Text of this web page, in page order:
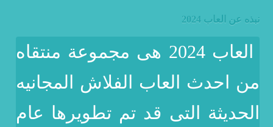
نبذه عن العاب 2024
العاب 2024 هى مجموعة منتقاه
من احدث العاب الفلاش المجانيه
الحديثة التى قد تم تطويرها عام